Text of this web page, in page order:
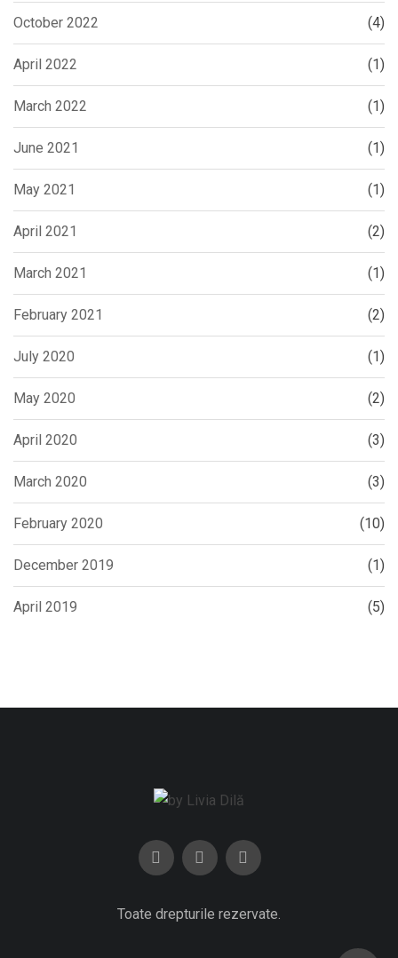
October 2022 (4)
April 2022 (1)
March 2022 (1)
June 2021 (1)
May 2021 (1)
April 2021 (2)
March 2021 (1)
February 2021 (2)
July 2020 (1)
May 2020 (2)
April 2020 (3)
March 2020 (3)
February 2020 (10)
December 2019 (1)
April 2019 (5)
Toate drepturile rezervate.